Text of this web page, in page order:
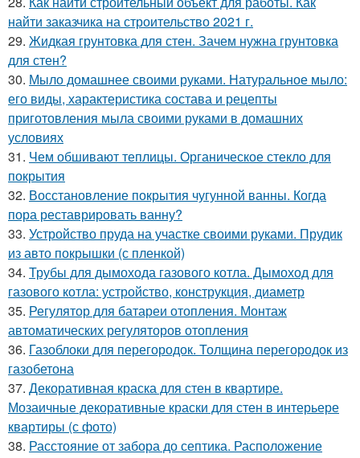
найти заказчика на строительство 2021 г.
29. Жидкая грунтовка для стен. Зачем нужна грунтовка
для стен?
30. Мыло домашнее своими руками. Натуральное мыло:
его виды, характеристика состава и рецепты
приготовления мыла своими руками в домашних
условиях
31. Чем обшивают теплицы. Органическое стекло для
покрытия
32. Восстановление покрытия чугунной ванны. Когда
пора реставрировать ванну?
33. Устройство пруда на участке своими руками. Прудик
из авто покрышки (с пленкой)
34. Трубы для дымохода газового котла. Дымоход для
газового котла: устройство, конструкция, диаметр
35. Регулятор для батареи отопления. Монтаж
автоматических регуляторов отопления
36. Газоблоки для перегородок. Толщина перегородок из
газобетона
37. Декоративная краска для стен в квартире.
Мозаичные декоративные краски для стен в интерьере
квартиры (с фото)
38. Расстояние от забора до септика. Расположение